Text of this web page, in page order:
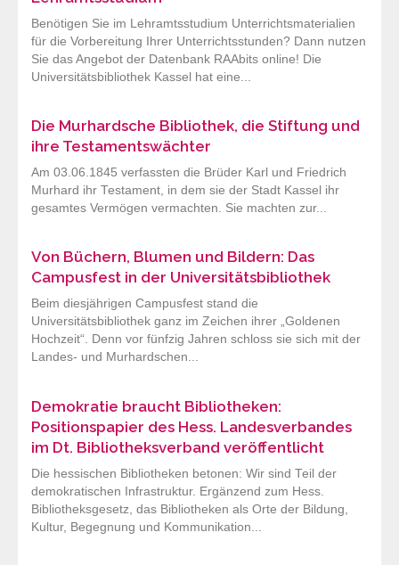
Benötigen Sie im Lehramtsstudium Unterrichtsmaterialien
für die Vorbereitung Ihrer Unterrichtsstunden? Dann nutzen
Sie das Angebot der Datenbank RAAbits online! Die
Universitätsbibliothek Kassel hat eine...
Die Murhardsche Bibliothek, die Stiftung und
ihre Testamentswächter
Am 03.06.1845 verfassten die Brüder Karl und Friedrich
Murhard ihr Testament, in dem sie der Stadt Kassel ihr
gesamtes Vermögen vermachten. Sie machten zur...
Von Büchern, Blumen und Bildern: Das
Campusfest in der Universitätsbibliothek
Beim diesjährigen Campusfest stand die
Universitätsbibliothek ganz im Zeichen ihrer „Goldenen
Hochzeit“. Denn vor fünfzig Jahren schloss sie sich mit der
Landes- und Murhardschen...
Demokratie braucht Bibliotheken:
Positionspapier des Hess. Landesverbandes
im Dt. Bibliotheksverband veröffentlicht
Die hessischen Bibliotheken betonen: Wir sind Teil der
demokratischen Infrastruktur. Ergänzend zum Hess.
Bibliotheksgesetz, das Bibliotheken als Orte der Bildung,
Kultur, Begegnung und Kommunikation...